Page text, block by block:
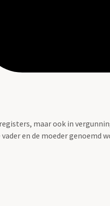
maar ook in
en de moeder genoemd